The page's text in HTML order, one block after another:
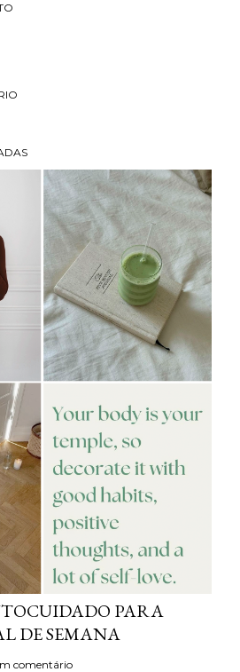
PARA
DE SEMANA
comentário